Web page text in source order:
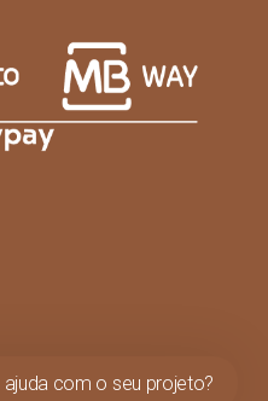
ajuda com o seu projeto?
uma melhor experiência